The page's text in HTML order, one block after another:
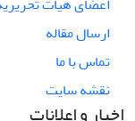
ارسال مقاله
تماس با ما
نقشه سایت
اخبار و اعلانات